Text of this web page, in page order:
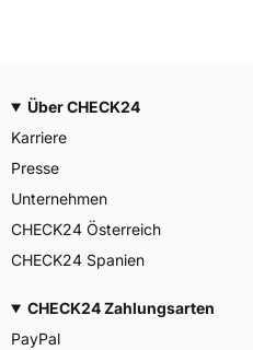
Über CHECK24
Karriere
Presse
Unternehmen
CHECK24 Österreich
CHECK24 Spanien
CHECK24 Zahlungsarten
PayPal